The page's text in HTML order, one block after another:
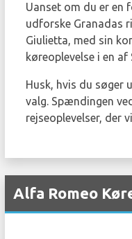
Uanset om du er en
udforske Granadas
Giulietta, med sin
køreoplevelse i en
Husk, hvis du søger
valg. Spændingen
rejseoplevelser, der
Alfa Romeo